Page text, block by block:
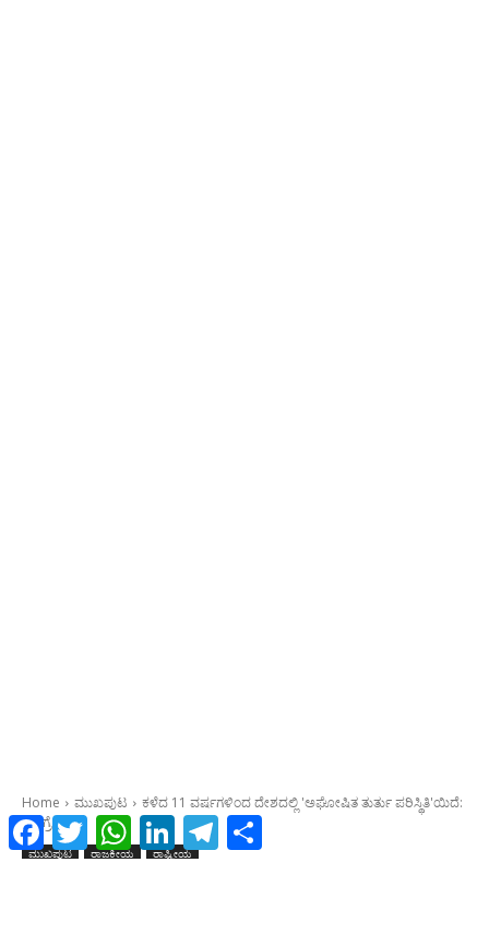
FacebookTwitter WhatsAppLinkedInTelegram